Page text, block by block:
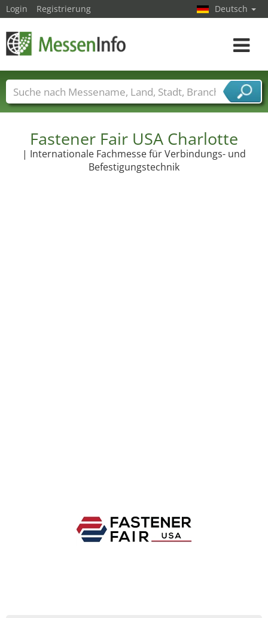
Fastener Fair USA Charlotte
| Internationale Fachmesse für Verbindungs- und
Befestigungstechnik
Login Registrierung Deutsch
Toggle
Messenamen Länder Städte
Branchen